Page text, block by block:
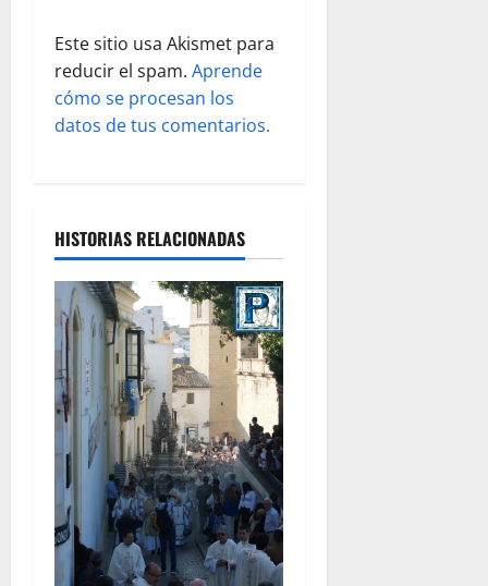
a
d
a
Este sitio usa Akismet para
reducir el spam. Aprende
cómo se procesan los
datos de tus comentarios.
HISTORIAS RELACIONADAS